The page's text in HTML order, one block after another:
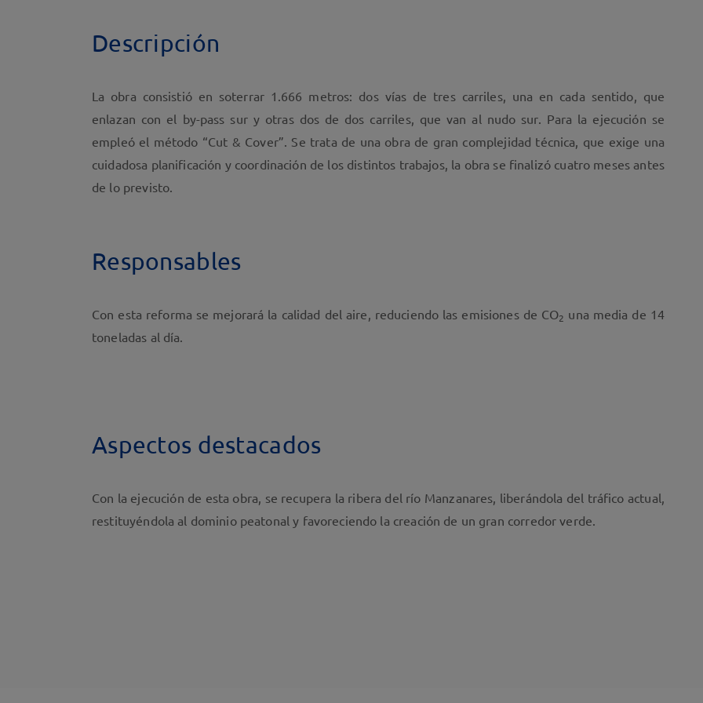
Descripción
La obra consistió en soterrar 1.666 metros: dos vías de tres carriles, una en cada sentido, que
enlazan con el by-pass sur y otras dos de dos carriles, que van al nudo sur. Para la ejecución se
empleó el método “Cut & Cover”. Se trata de una obra de gran complejidad técnica, que exige una
cuidadosa planificación y coordinación de los distintos trabajos, la obra se finalizó cuatro meses antes
de lo previsto.
Responsables
Con esta reforma se mejorará la calidad del aire, reduciendo las emisiones de CO2 una media de 14
toneladas al día.
Aspectos destacados
Con la ejecución de esta obra, se recupera la ribera del río Manzanares, liberándola del tráfico actual,
restituyéndola al dominio peatonal y favoreciendo la creación de un gran corredor verde.